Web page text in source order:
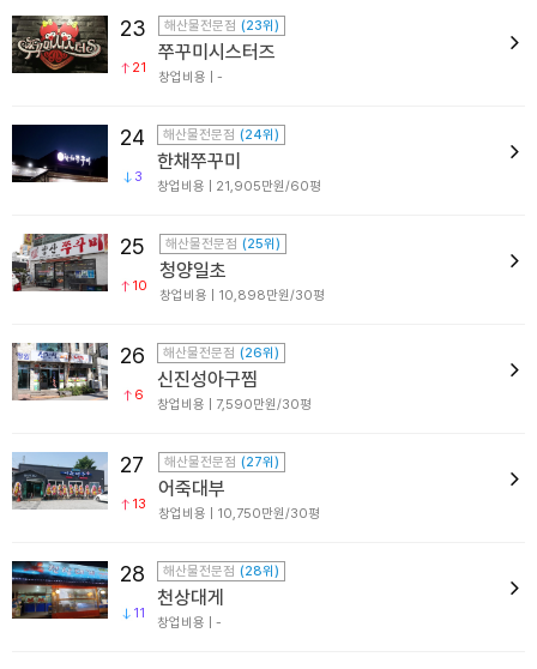
23
21
해산물전문점 (23위)
쭈꾸미시스터즈
창업비용 | -
24
3
해산물전문점 (24위)
한채쭈꾸미
창업비용 | 21,905만원/60평
25
10
해산물전문점 (25위)
청양일초
창업비용 | 10,898만원/30평
26
6
해산물전문점 (26위)
신진성아구찜
창업비용 | 7,590만원/30평
27
13
해산물전문점 (27위)
어죽대부
창업비용 | 10,750만원/30평
28
11
해산물전문점 (28위)
천상대게
창업비용 | -